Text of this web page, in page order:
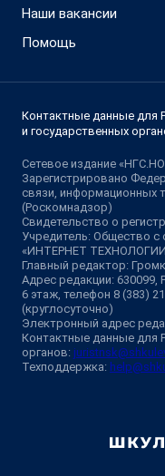
Наши вакансии
Помощь
Контактные данные для
и государственных
Сетевое издание
Зарегистрировано
связи, информационных
(Роскомнадзор)
Свидетельство о
Учредитель: Общество с
«ИНТЕРНЕТ
Главный редактор:
Адрес редакции: 630099,
6 этаж, телефон 8 (383)
(круглосуточно)
Электронный адрес
Контактные данные для
органов:
Техподдержка: